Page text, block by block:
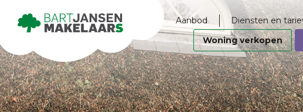
Aanbod Diensten en
Woning verkopen